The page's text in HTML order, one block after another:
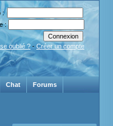
:
:
oublié ? - Créer un compte
Chat Forums